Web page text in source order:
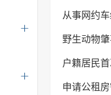
从事网约
野生动物
户籍居民
申请公租